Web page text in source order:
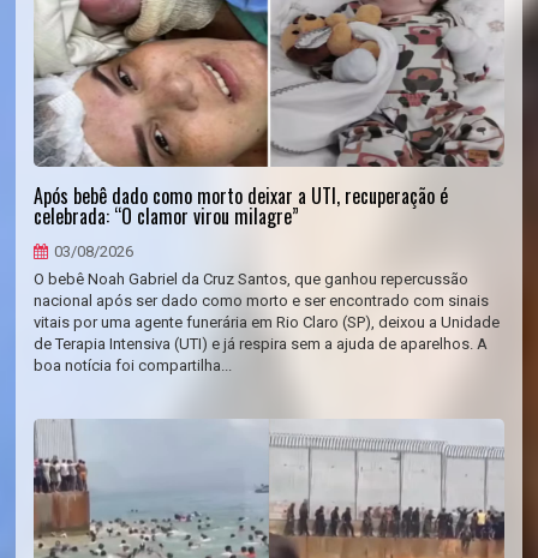
Após bebê dado como morto deixar a UTI, recuperação é
celebrada: “O clamor virou milagre”
03/08/2026
O bebê Noah Gabriel da Cruz Santos, que ganhou repercussão
nacional após ser dado como morto e ser encontrado com sinais
vitais por uma agente funerária em Rio Claro (SP), deixou a Unidade
de Terapia Intensiva (UTI) e já respira sem a ajuda de aparelhos. A
boa notícia foi compartilha...